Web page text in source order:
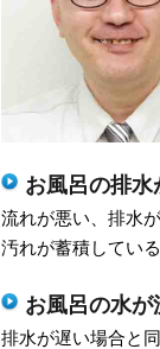
お風呂の排
流れが悪い、排水
汚れが蓄積してい
お風呂の水が
排水が遅い場合と